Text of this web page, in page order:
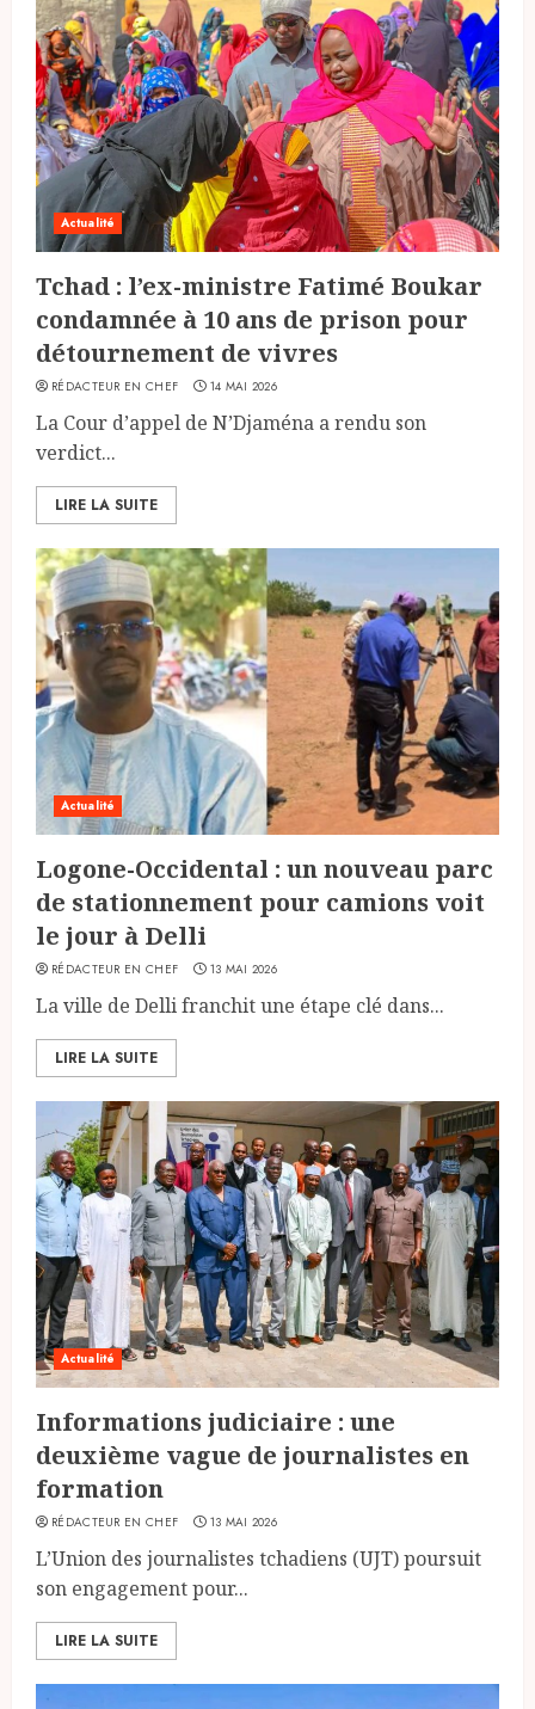
Actualité
Tchad : l’ex-ministre Fatimé Boukar
condamnée à 10 ans de prison pour
détournement de vivres
RÉDACTEUR EN CHEF 14 MAI 2026
La Cour d’appel de N’Djaména a rendu son
verdict...
LIRE LA SUITE
Actualité
Logone-Occidental : un nouveau parc
de stationnement pour camions voit
le jour à Delli
RÉDACTEUR EN CHEF 13 MAI 2026
La ville de Delli franchit une étape clé dans...
LIRE LA SUITE
Actualité
Informations judiciaire : une
deuxième vague de journalistes en
formation
RÉDACTEUR EN CHEF 13 MAI 2026
L’Union des journalistes tchadiens (UJT) poursuit
son engagement pour...
LIRE LA SUITE